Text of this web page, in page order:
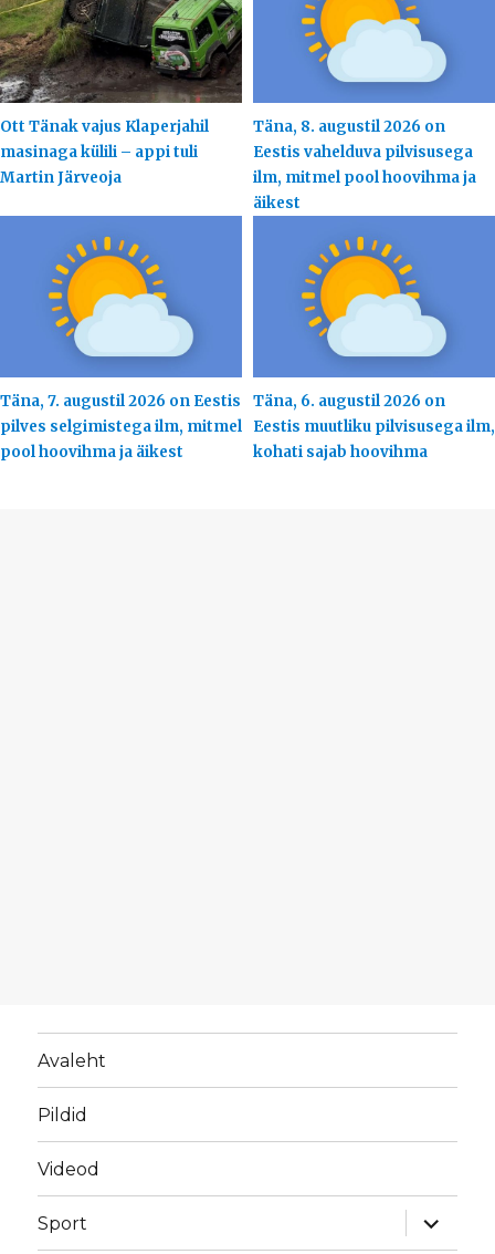
Ott Tänak vajus Klaperjahil
masinaga külili – appi tuli
Martin Järveoja
Täna, 8. augustil 2026 on
Eestis vahelduva pilvisusega
ilm, mitmel pool hoovihma ja
äikest
Täna, 7. augustil 2026 on Eestis
pilves selgimistega ilm, mitmel
pool hoovihma ja äikest
Täna, 6. augustil 2026 on
Eestis muutliku pilvisusega ilm,
kohati sajab hoovihma
Avaleht
Pildid
Videod
Sport
laienda